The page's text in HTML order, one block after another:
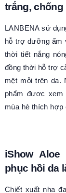
trắng, chống
LANBENA sử
hỗ trợ dưỡng ẩm
thời tiết nắng
đồng thời hỗ trợ
mệt mỏi trên da.
phẩm được
mùa hè thích hợp
iShow
phục hồi da
Chiết xuất nha